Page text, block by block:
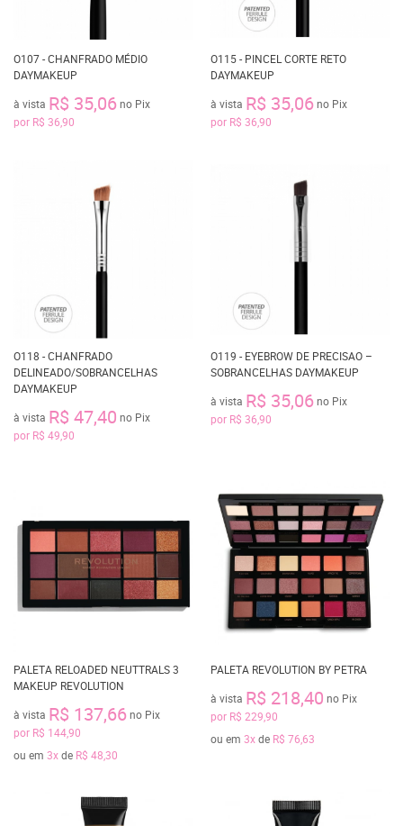
O107 - CHANFRADO MÉDIO
DAYMAKEUP
à vista R$ 35,06no Pix
por R$ 36,90
O115 - PINCEL CORTE RETO
DAYMAKEUP
à vista R$ 35,06no Pix
por R$ 36,90
O118 - CHANFRADO
DELINEADO/SOBRANCELHAS
DAYMAKEUP
à vista R$ 47,40 no Pix
por R$ 49,90
O119 - EYEBROW DE PRECISAO –
SOBRANCELHAS DAYMAKEUP
à vista R$ 35,06no Pix
por R$ 36,90
PALETA RELOADED NEUTTRALS 3
MAKEUP REVOLUTION
à vista R$ 137,66no Pix
por R$ 144,90
ou em 3xde R$ 48,30
PALETA REVOLUTION BY PETRA
à vista R$ 218,40 no Pix
por R$ 229,90
ou em 3xde R$ 76,63